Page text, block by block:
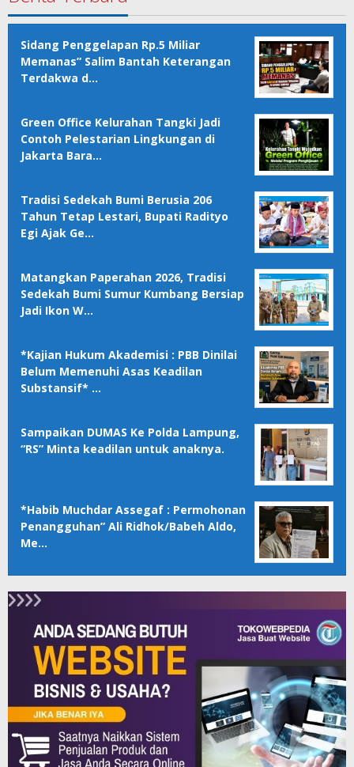
Sidang Penggelapan Rp.5 Miliar
Memanas” Salim Bantah Keterangan
Terdakwa d…
Green Office Kelurahan Tangki Jadi
Contoh Pelestarian Lingkungan di
Jakarta Bara…
Tradisi Sedekah Bumi Berusia 206
Tahun Tetap Lestari, Bupati Radityo
Egi Ajak Ge…
Matangkan Paperahan 2026, Tradisi
Sedekah Bumi Sumur Kumbang Bersiap
Jadi Ikon W…
*Kajian Hukum Akademisi : PBB Dinilai
Belum Memenuhi Asas Keadilan
Substansif* …
Sampaikan DUMAS Ke Polda Lampung,
“RS” Minta keadilan untuk anaknya.
*Habib Muchdar Assegaf : Permohonan
Penangguhan” Ali Ridhok/Babeh Aldo,
Me…